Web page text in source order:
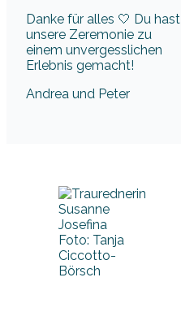
Danke für alles 🤍 Du hast
unsere Zeremonie zu
einem unvergesslichen
Erlebnis gemacht!
Andrea und Peter
Foto: Tanja
Ciccotto-
Börsch